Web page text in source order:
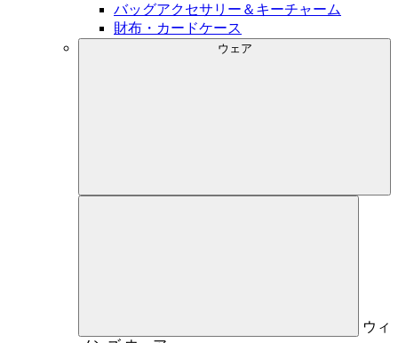
バッグアクセサリー＆キーチャーム
財布・カードケース
ウェア
ウィ